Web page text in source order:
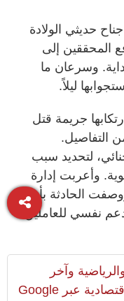
حديثي الولادة
المحققين إلى
وسرعان ما
ليلاً.
جريمة قتل
التفاصيل.
لتحديد سبب
وأعربت إدارة
الحادثة بأنها
نفسي للعاملين
وآخر
المستجدات السياسية والإقتصادية عبر Google